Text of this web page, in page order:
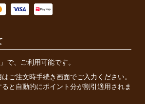
で、ご利用可能です。
ご注文時手続き画面でご入力ください。
と自動的にポイント分が割引適用されま